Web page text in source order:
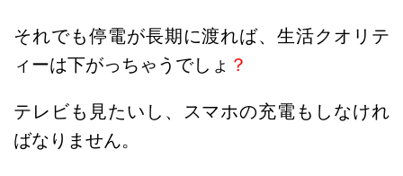
それでも停電が長期に渡れば、生活クオリテ
ィーは下がっちゃうでしょ ？
テレビも見たいし、スマホの充電もしなけれ
ばなりません。